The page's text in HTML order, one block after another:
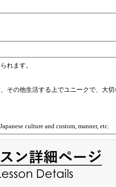
れます。
その他生活する上でユニークで、大
culture and custom, manner, etc.